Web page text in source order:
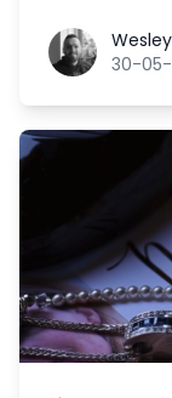
Wesley van
30-